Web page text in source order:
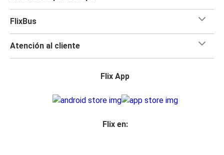
FlixBus
Atención al cliente
Flix App
Flix en: